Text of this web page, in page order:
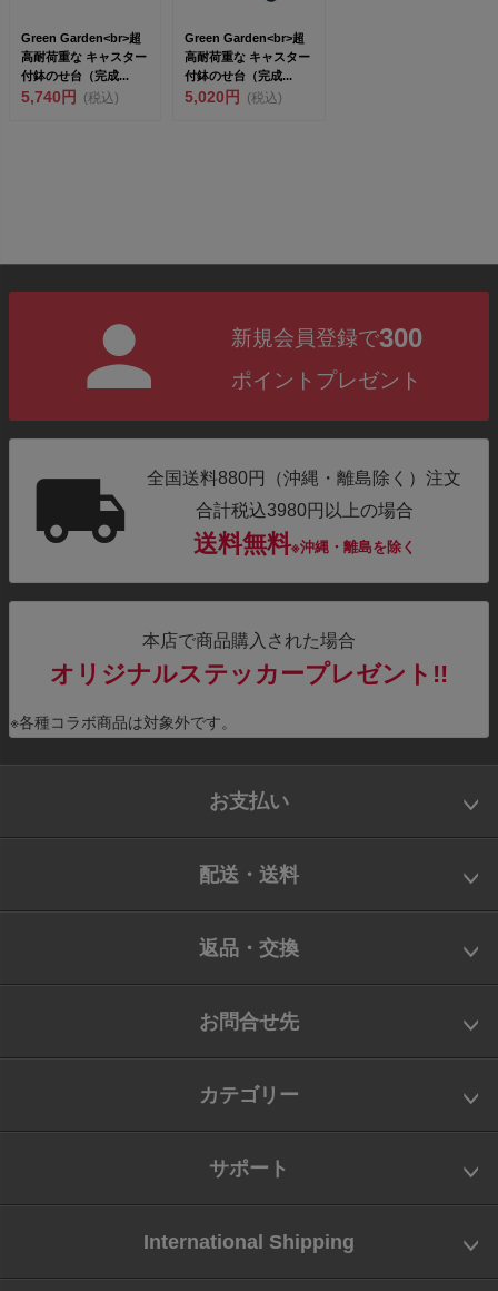
Green Garden<br>超
高耐荷重な キャスター
付鉢のせ台（完成...
5,740円 (税込)
Green Garden<br>超
高耐荷重な キャスター
付鉢のせ台（完成...
5,020円 (税込)
新規会員登録で300
ポイントプレゼント
全国送料880円（沖縄・離島除く）注文
合計税込3980円以上の場合
送料無料※沖縄・離島を除く
本店で商品購入された場合
オリジナルステッカープレゼント!!
※各種コラボ商品は対象外です。
お支払い
配送・送料
返品・交換
お問合せ先
カテゴリー
サポート
International Shipping